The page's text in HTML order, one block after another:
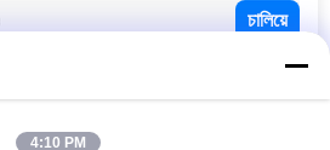
4:10 PM